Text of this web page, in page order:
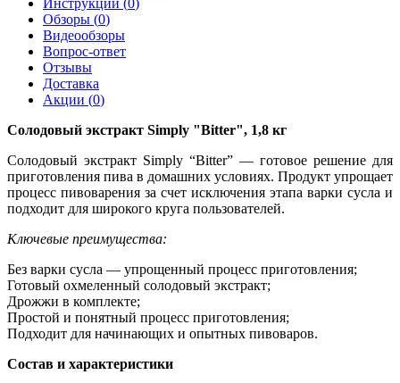
Обзоры (0)
Видеообзоры
Вопрос-ответ
Отзывы
Доставка
Акции (0)
Солодовый экстракт Simply "Bitter", 1,8 кг
Солодовый экстракт Simply “Bitter” — готовое решение для
приготовления пива в домашних условиях. Продукт упрощает
процесс пивоварения за счет исключения этапа варки сусла и
подходит для широкого круга пользователей.
Ключевые преимущества:
Без варки сусла — упрощенный процесс приготовления;
Готовый охмеленный солодовый экстракт;
Дрожжи в комплекте;
Простой и понятный процесс приготовления;
Подходит для начинающих и опытных пивоваров.
Состав и характеристики